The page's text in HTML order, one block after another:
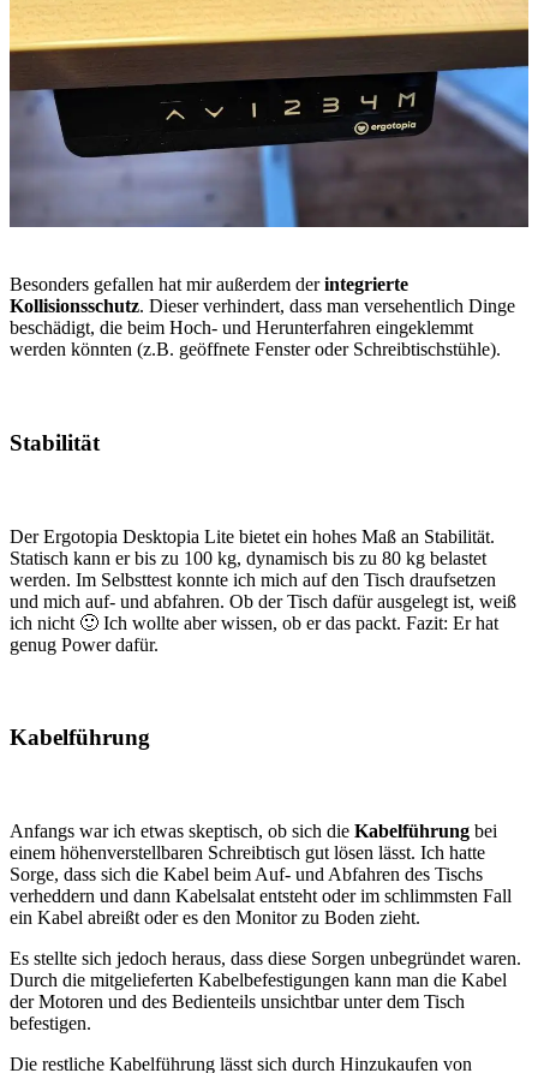
Besonders gefallen hat mir außerdem derintegrierte
Kollisionsschutz. Dieser verhindert, dass man versehentlich Dinge
beschädigt, die beim Hoch- und Herunterfahren eingeklemmt
werden könnten (z.B. geöffnete Fenster oder Schreibtischstühle).
Stabilität
Der Ergotopia Desktopia Lite bietet ein hohes Maß an Stabilität.
Statisch kann er bis zu 100 kg, dynamisch bis zu 80 kg belastet
werden. Im Selbsttest konnte ich mich auf den Tisch draufsetzen
und mich auf- und abfahren. Ob der Tisch dafür ausgelegt ist, weiß
ich nicht 🙂 Ich wollte aber wissen, ob er das packt. Fazit: Er hat
genug Power dafür.
Kabelführung
Anfangs war ich etwas skeptisch, ob sich die Kabelführung bei
einem höhenverstellbaren Schreibtisch gut lösen lässt. Ich hatte
Sorge, dass sich die Kabel beim Auf- und Abfahren des Tischs
verheddern und dann Kabelsalat entsteht oder im schlimmsten Fall
ein Kabel abreißt oder es den Monitor zu Boden zieht.
Es stellte sich jedoch heraus, dass diese Sorgen unbegründet waren.
Durch die mitgelieferten Kabelbefestigungen kann man die Kabel
der Motoren und des Bedienteils unsichtbar unter dem Tisch
befestigen.
Die restliche Kabelführung lässt sich durch Hinzukaufen von